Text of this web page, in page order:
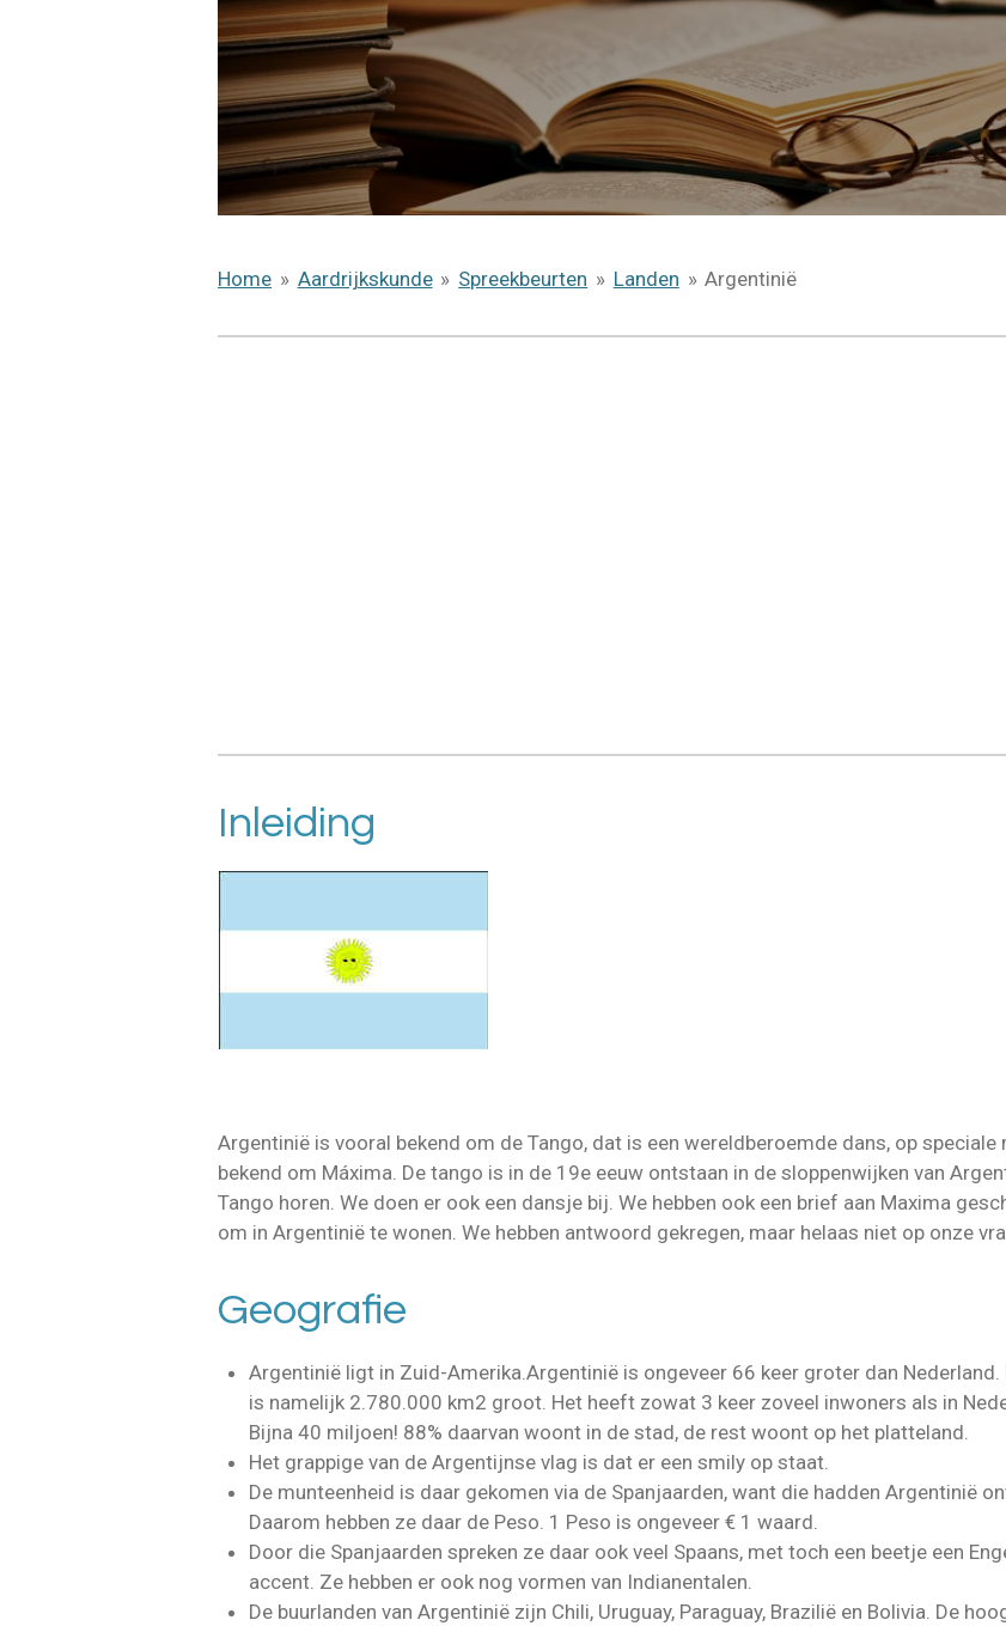
Home » Aardrijkskunde » Spreekbeurten » Landen » Argentinië
Inleiding
Argentinië is vooral bekend om de Tango, dat is een wereldberoemde dans, op
bekend om Máxima. De tango is in de 19e eeuw ontstaan in de sloppenwijken van
Tango horen. We doen er ook een dansje bij. We hebben ook een brief aan Maxima
om in Argentinië te wonen. We hebben antwoord gekregen, maar helaas niet op onze
Geografie
Argentinië ligt in Zuid-Amerika.Argentinië is ongeveer 66 keer groter dan Nederland.
is namelijk 2.780.000 km2 groot. Het heeft zowat 3 keer zoveel inwoners als in
Bijna 40 miljoen! 88% daarvan woont in de stad, de rest woont op het platteland.
Het grappige van de Argentijnse vlag is dat er een smily op staat.
De munteenheid is daar gekomen via de Spanjaarden, want die hadden Argentinië
Daarom hebben ze daar de Peso. 1 Peso is ongeveer € 1 waard.
Door die Spanjaarden spreken ze daar ook veel Spaans, met toch een beetje een
accent. Ze hebben er ook nog vormen van Indianentalen.
De buurlanden van Argentinië zijn Chili, Uruguay, Paraguay, Brazilië en Bolivia. De